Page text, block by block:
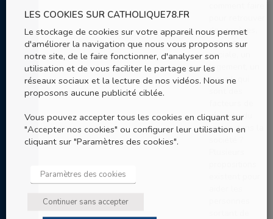
des repères,
une vie
sociale, un
logement, un
travail, qui
réussite du
retour dans la
LES COOKIES SUR CATHOLIQUE78.FR
Le stockage de cookies sur votre appareil nous permet
d'améliorer la navigation que nous vous proposons sur
notre site, de le faire fonctionner, d'analyser son
utilisation et de vous faciliter le partage sur les
réseaux sociaux et la lecture de nos vidéos. Nous ne
proposons aucune publicité ciblée.
Vous pouvez accepter tous les cookies en cliquant sur
"Accepter nos cookies" ou configurer leur utilisation en
cliquant sur "Paramètres des cookies".
Paramètres des cookies
Continuer sans accepter